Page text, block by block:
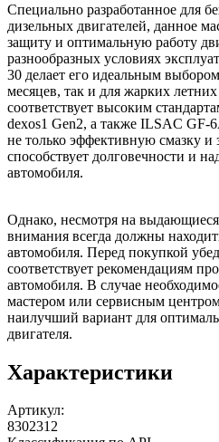
Специально разработанное для
дизельных двигателей, данное
защиту и оптимальную работу
разнообразных условиях
30 делает его идеальным
месяцев, так и для жарких
соответствует высоким
dexos1 Gen2, а также ILSAC GF-
не только эффективную смазку и
способствует долговечности и
автомобиля.
Однако, несмотря на
внимания всегда должны
автомобиля. Перед покупкой
соответствует рекомендациям
автомобиля. В случае
мастером или сервисным
наилучший вариант для
двигателя.
Характеристики
Артикул:
8302312